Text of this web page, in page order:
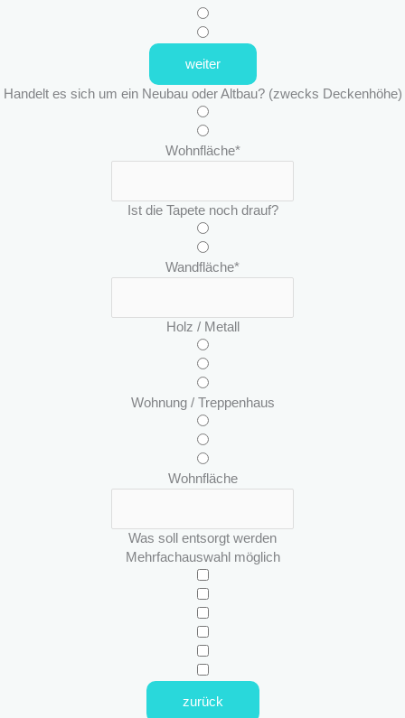
weiter
Handelt es sich um ein Neubau oder Altbau? (zwecks Deckenhöhe)
Wohnfläche*
Ist die Tapete noch drauf?
Wandfläche*
Holz / Metall
Wohnung / Treppenhaus
Wohnfläche
Was soll entsorgt werden
Mehrfachauswahl möglich
zurück